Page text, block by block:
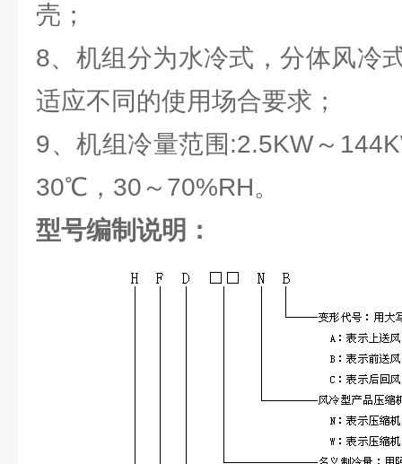
壳；
8、机组分为水冷式，分体风冷
适应不同的使用场合要求；
9、机组冷量范围:2.5KW～
30℃，30～70%RH。
型号编制说明：